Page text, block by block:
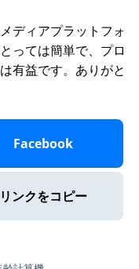
ディアプラットフォ
っては簡単で、プロ
有益です。ありがと
Facebook
リンクをコピー